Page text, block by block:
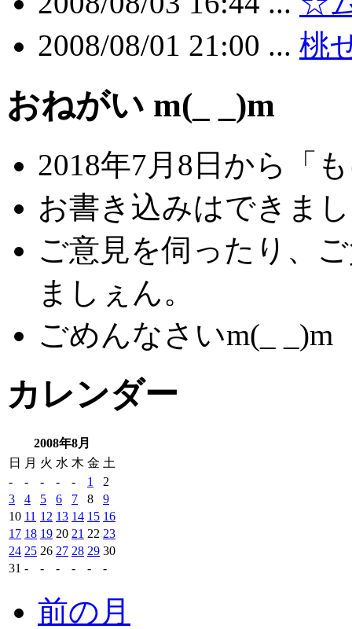
2008/08/01 21:00 ... 桃
おねがい m(_ _)m
2018年7月8日から「
お書き込みはできま
ご意見を伺ったり、
ましぇん。
ごめんなさいm(_ _)m
カレンダー
2008年8月
日
月 火 水 木 金 土
-
- - - - 1
2
3
4 5 6 7 8
9
10 11 12 13 14 15 16
17 18 19 20 21 22 23
24 25 26 27 28 29 30
31 - - - - - -
前の月